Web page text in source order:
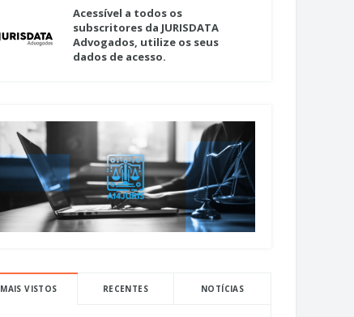
Acessível a todos os
subscritores da JURISDATA
Advogados, utilize os seus
dados de acesso.
MAIS VISTOS RECENTES NOTÍCIAS